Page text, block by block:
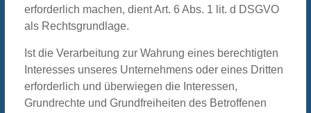
erforderlich machen, dient Art. 6 Abs. 1 lit. d DSGVO
als Rechtsgrundlage.
Ist die Verarbeitung zur Wahrung eines berechtigten
Interesses unseres Unternehmens oder eines Dritten
erforderlich und überwiegen die Interessen,
Grundrechte und Grundfreiheiten des Betroffenen